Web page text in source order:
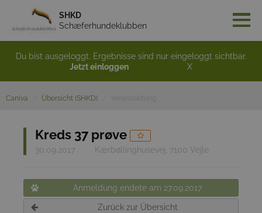
SHKD
Schæferhundeklubben
Du bist ausgeloggt. Ergebnisse sind nur eingeloggt sichtbar.
Jetzt einloggen
X
Caniva Übersicht (SHKD)
Kreds 37 prøve
30.09.2017 Kærbøllinghusevej, 7100 Vejle
Anmeldung endete am 27.09.2017
Zurück zur Übersicht